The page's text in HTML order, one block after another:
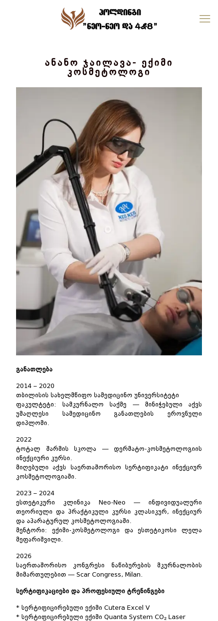
ანანო ჯაილავა- ექიმი
კოსმეტოლოგი
განათლება
2014 – 2020
თბილისის სახელმწიფო სამედიცინო უნივერსიტეტი
ფაკულტეტი: სამკურნალო საქმე — მინიჭებული აქვს
უმაღლესი სამედიცინო განათლების ეროვნული
დიპლომი.
2022
ტოტალ შარმის სკოლა — დერმატო-კოსმეტოლოგიის
ინექციური კურსი.
მიღებული აქვს საერთაშორისო სერტიფიკატი ინექციურ
კოსმეტოლოგიაში.
2023 – 2024
ესთეტიკური კლინიკა Neo-Neo — ინდივიდუალური
თეორიული და პრაქტიკული კურსი კლასიკურ, ინექციურ
და აპარატურულ კოსმეტოლოგიაში.
მენტორი: ექიმი-კოსმეტოლოგი და ესთეტიკოსი ლელა
მეფარიშვილი.
2026
საერთაშორისო კონგრესი ნაწიბურების მკურნალობის
მიმართულებით — Scar Congress, Milan.
სერტიფიკაციები და პროფესიული ტრენინგები
* სერტიფიცირებული ექიმი Cutera Excel V
* სერტიფიცირებული ექიმი Quanta System CO₂ Laser